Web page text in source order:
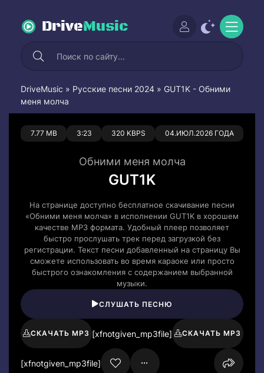
DriveMusic
DriveMusic » Русские песни 2024 » GUT1K - Обними
меня молча
7.77 MB 3:23 320 KBPS 04.ИЮЛ.2026 ГОДА
0 0
Обними меня молча
GUT1K
На странице доступно бесплатное скачивание песни
«Обними меня молча» в исполнении GUT1K в хорошем
качестве MP3 формата. Удобный плеер позволяет
быстро прослушать трек перед загрузкой без
регистрации. Текст песни добавленный на страницу Вы
сможете использовать во время караоке или просто
быстрого ознакомления с содержанием выбранной
музыки.
СЛУШАТЬ ПЕСНЮ
СКАЧАТЬ MP3 [xfnotgiven_mp3file] СКАЧАТЬ MP3
[xfnotgiven_mp3file]